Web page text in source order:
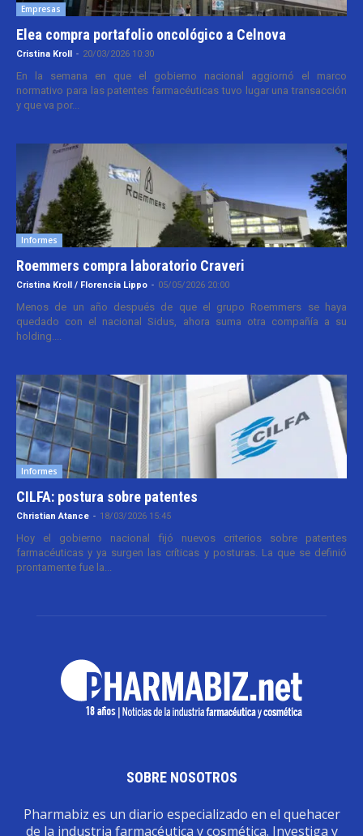
Empresas
Elea compra portafolio oncológico a Celnova
Cristina Kroll - 20/03/2026 10:30
En la semana en que el gobierno nacional aggiornó el marco
normativo para las patentes farmacéuticas tuvo lugar una transacción
y que va por...
Informes
Roemmers compra laboratorio Craveri
Cristina Kroll / Florencia Lippo - 05/05/2026 20:00
Menos de un año después de que el grupo Roemmers se haya
quedado con el nacional Sidus, ahora suma otra compañía a su
holding....
Informes
CILFA: postura sobre patentes
Christian Atance - 18/03/2026 15:45
Hoy el gobierno nacional fijó nuevos criterios sobre patentes
farmacéuticas y ya surgen las críticas y posturas. La que se definió
prontamente fue la...
SOBRE NOSOTROS
Pharmabiz es un diario especializado en el quehacer
de la industria farmacéutica y cosmética. Investiga y